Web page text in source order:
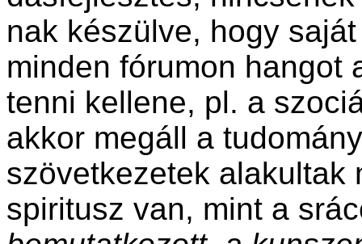
nak készülve, hogy
minden fórumon hangot
tenni kel­lene, pl. a
akkor meg­áll a
szövetkezetek alakultak
spiritusz van, mint a